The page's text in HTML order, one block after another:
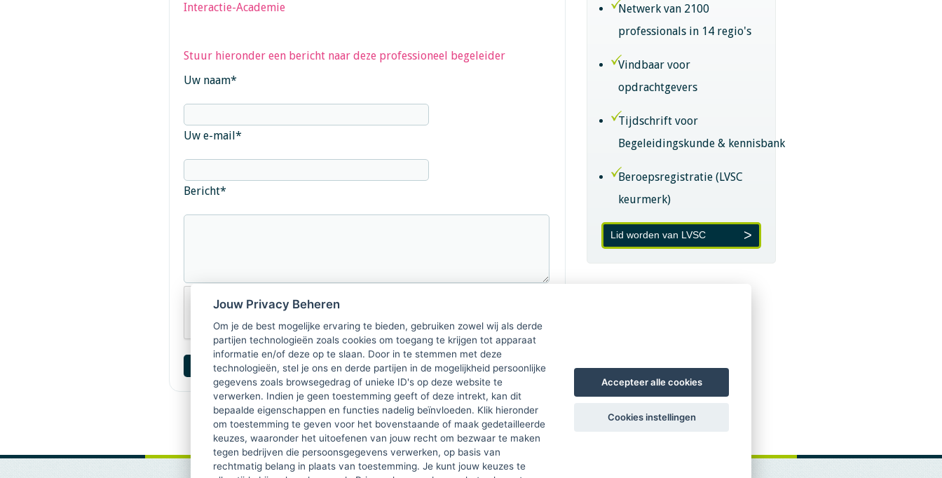
Interactie-Academie
Stuur hieronder een bericht naar deze professioneel begeleider
Uw naam*
Uw e-mail*
Bericht*
Netwerk van 2100
professionals in 14 regio's
Vindbaar voor
opdrachtgevers
Tijdschrift voor
Begeleidingskunde & kennisbank
Beroepsregistratie (LVSC
keurmerk)
Lid worden van LVSC
Jouw Privacy Beheren
Om je de best mogelijke ervaring te bieden, gebruiken zowel wij als derde
partijen technologieën zoals cookies om toegang te krijgen tot apparaat
informatie en/of deze op te slaan. Door in te stemmen met deze
technologieën, stel je ons en derde partijen in de mogelijkheid persoonlijke
gegevens zoals browsegedrag of unieke ID's op deze website te
verwerken. Indien je geen toestemming geeft of deze intrekt, kan dit
bepaalde eigenschappen en functies nadelig beïnvloeden. Klik hieronder
om toestemming te geven voor het bovenstaande of maak gedetailleerde
keuzes, waaronder het uitoefenen van jouw recht om bezwaar te maken
tegen bedrijven die persoonsgegevens verwerken, op basis van
rechtmatig belang in plaats van toestemming. Je kunt jouw keuzes te
Accepteer alle cookies
Cookies instellingen